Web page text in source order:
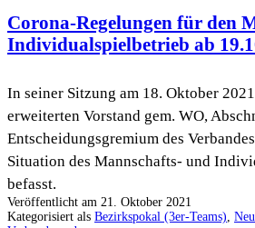
Corona-Regelungen für den
Individualspielbetrieb ab
In seiner Sitzung am 18. Oktober
erweiterten Vorstand gem. WO,
Entscheidungsgremium des
Situation des Mannschafts- und
befasst.
Veröffentlicht am 21. Oktober 2021
Kategorisiert als Bezirkspokal (3er-Teams)